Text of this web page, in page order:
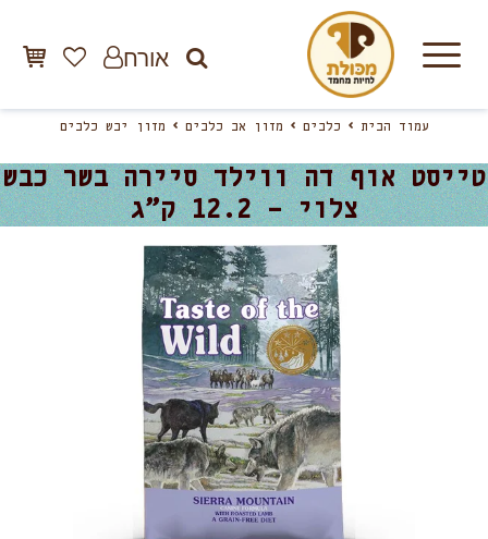
אורח
עמוד הבית כלבים מזון אב כלבים מזון יבש כלבים
טייסט אוף דה ווילד סיירה בשר כבש
צלוי – 12.2 ק”ג